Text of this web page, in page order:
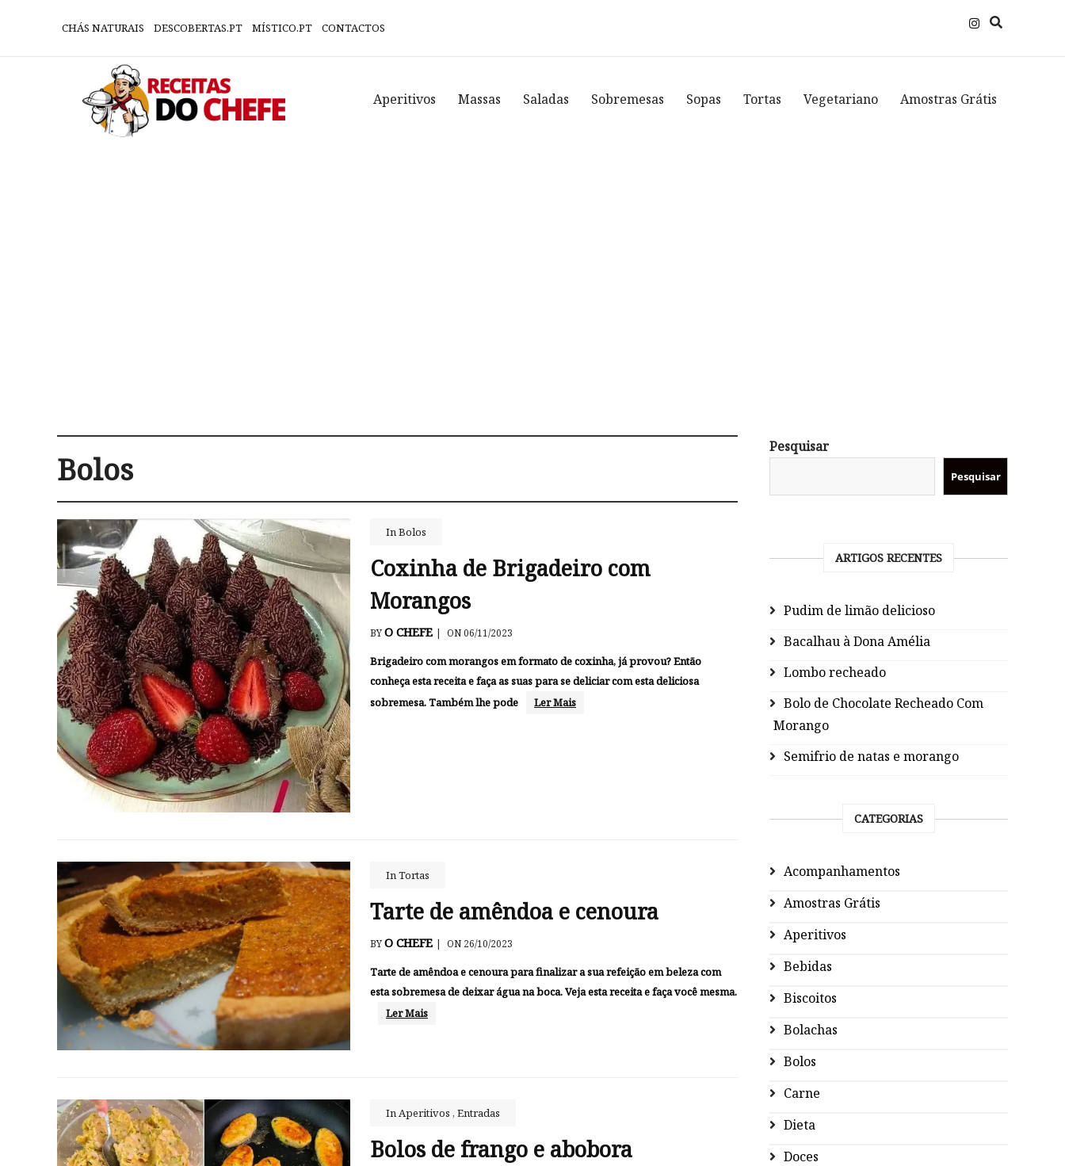
CHÁS NATURAIS DESCOBERTAS.PT MÍSTICO.PT CONTACTOS
Aperitivos Massas Saladas Sobremesas Sopas Tortas Vegetariano Amostras Grátis
Bolos
InBolos
Coxinha de Brigadeiro com
Morangos
BYO CHEFE | ON 06/11/2023
Brigadeiro com morangos em formato de coxinha, já provou? Então
conheça esta receita e faça as suas para se deliciar com esta deliciosa
sobremesa. Também lhe pode
Ler Mais
InTortas
Tarte de amêndoa e cenoura
BYO CHEFE | ON 26/10/2023
Tarte de amêndoa e cenoura para finalizar a sua refeição em beleza com
esta sobremesa de deixar água na boca. Veja esta receita e faça você mesma.
Ler Mais
In Aperitivos , Entradas
Bolos de frango e abobora
Pesquisar
Pesquisar
ARTIGOS RECENTES
Pudim de limão delicioso
Bacalhau à Dona Amélia
Lombo recheado
Bolo de Chocolate Recheado Com
Morango
Semifrio de natas e morango
CATEGORIAS
Acompanhamentos
Amostras Grátis
Aperitivos
Bebidas
Biscoitos
Bolachas
Bolos
Carne
Dieta
Doces